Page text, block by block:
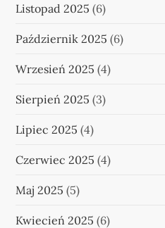
Listopad 2025 (6)
Październik 2025 (6)
Wrzesień 2025 (4)
Sierpień 2025 (3)
Lipiec 2025 (4)
Czerwiec 2025 (4)
Maj 2025 (5)
Kwiecień 2025 (6)